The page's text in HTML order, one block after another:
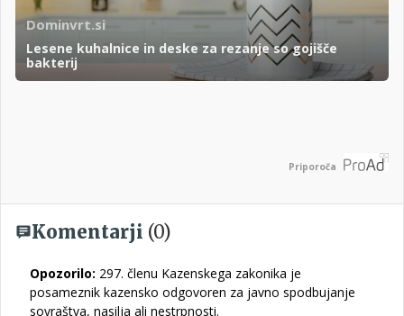
Dominvrt.si
Lesene kuhalnice in deske za rezanje so gojišče
bakterij
Priporoča
Komentarji (0)
Opozorilo: 297. členu Kazenskega zakonika je
posameznik kazensko odgovoren za javno spodbujanje
sovraštva, nasilja ali nestrpnosti.